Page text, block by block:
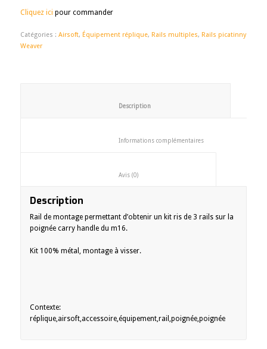
Cliquez ici pour commander
Catégories : Airsoft, Équipement réplique, Rails multiples, Rails picatinny
Weaver
						Description
Informations
						Avis (0)
Description
Rail de montage permettant d’obtenir un kit ris de 3 rails sur la
poignée carry handle du m16.
Kit 100% métal, montage à visser.
Contexte:
réplique,airsoft,accessoire,équipement,rail,poignée,poignée